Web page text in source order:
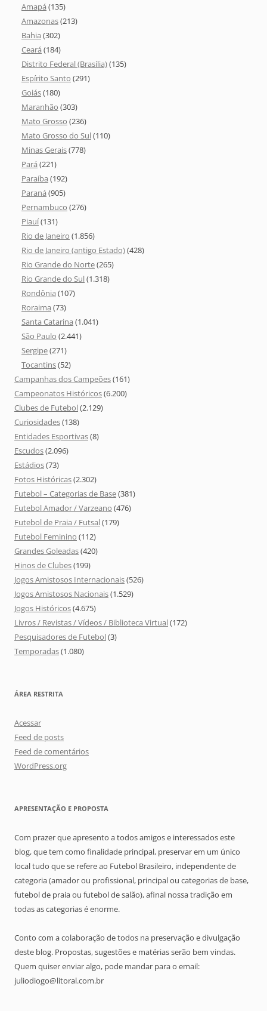
Amapá (135)
Amazonas(213)
Bahia (302)
Ceará (184)
Distrito Federal (Brasília)(135)
Espírito Santo (291)
Goiás(180)
Maranhão (303)
Mato Grosso (236)
Mato Grosso do Sul(110)
Minas Gerais(778)
Pará (221)
Paraíba (192)
Paraná (905)
Pernambuco (276)
Piauí(131)
Rio de Janeiro (1.856)
Rio de Janeiro (antigo Estado)(428)
Rio Grande do Norte(265)
Rio Grande do Sul(1.318)
Rondônia (107)
Roraima (73)
Santa Catarina (1.041)
São Paulo (2.441)
Sergipe(271)
Tocantins(52)
Campanhas dos Campeões(161)
Campeonatos Históricos(6.200)
Clubes de Futebol(2.129)
Curiosidades(138)
Entidades Esportivas(8)
Escudos(2.096)
Estádios(73)
Fotos Históricas(2.302)
Futebol – Categorias de Base(381)
Futebol Amador / Varzeano (476)
Futebol de Praia / Futsal(179)
Futebol Feminino (112)
Grandes Goleadas(420)
Hinos de Clubes(199)
Jogos Amistosos Internacionais(526)
Jogos Amistosos Nacionais(1.529)
Jogos Históricos(4.675)
Livros / Revistas / Vídeos / Biblioteca Virtual(172)
Pesquisadores de Futebol(3)
Temporadas(1.080)
ÁREA RESTRITA
Acessar
Feed de posts
Feed de comentários
WordPress.org
APRESENTAÇÃO E PROPOSTA
Com prazer que apresento a todos amigos e interessados este
blog, que tem como finalidade principal, preservar em um único
local tudo que se refere ao Futebol Brasileiro, independente de
categoria (amador ou profissional, principal ou categorias de base,
futebol de praia ou futebol de salão), afinal nossa tradição em
todas as categorias é enorme.
Conto com a colaboração de todos na preservação e divulgação
deste blog. Propostas, sugestões e matérias serão bem vindas.
Quem quiser enviar algo, pode mandar para o email:
juliodiogo@litoral.com.br